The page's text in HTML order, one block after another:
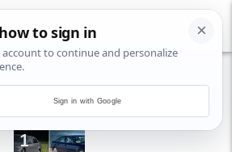
1
Sign in with Google